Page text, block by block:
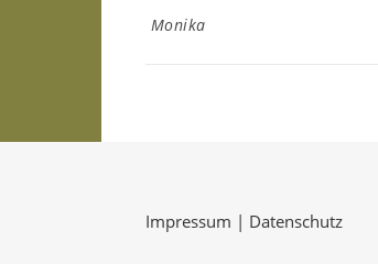
Monika
Impressum | Datenschutz